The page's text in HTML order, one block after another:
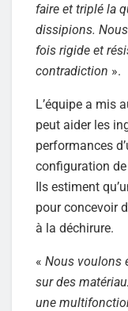
faire et triplé la
dissipions.
fois rigide et
contradiction ».
L’équipe a mis
peut aider les
performances
configuration
Ils estiment
pour concevoir
à la déchirure.
« Nous voulons
sur des
une